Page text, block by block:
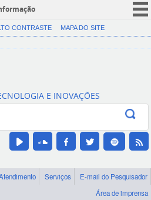
CORONAVÍRUS (COVID-19)
Canais
CONTRASTE MAPA DO SITE
E INOVAÇÕES
Serviços
E-mail do Pesquisador
Área de imprensa